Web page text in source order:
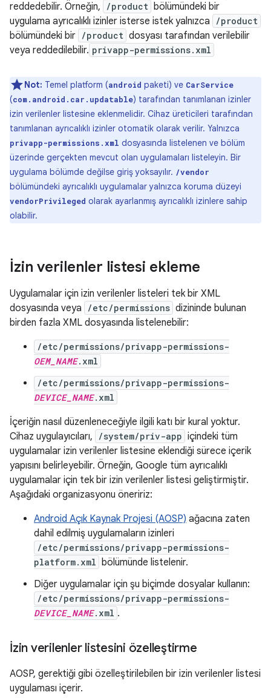
reddedebilir. Örneğin,
/product bölümündeki bir
uygulama ayrıcalıklı izinler isterse istek yalnızca
/product
bölümündeki bir /product dosyası tarafından verilebilir
veya reddedilebilir. privapp-permissions.xml
Not: Temel platform (android paketi) ve CarService
(com.android.car.updatable) tarafından tanımlanan izinler
izin verilenler listesine eklenmelidir. Cihaz üreticileri tarafından
tanımlanan ayrıcalıklı izinler otomatik olarak verilir. Yalnızca
privapp-permissions.xml dosyasında listelenen ve bölüm
üzerinde gerçekten mevcut olan uygulamaları listeleyin. Bir
uygulama bölümde değilse giriş yoksayılır. /vendor
bölümündeki ayrıcalıklı uygulamalar yalnızca koruma düzeyi
vendorPrivileged olarak ayarlanmış ayrıcalıklı izinlere sahip
olabilir.
İzin verilenler listesi ekleme
Uygulamalar için izin verilenler listeleri tek bir XML
dosyasında veya
/etc/permissions dizininde bulunan
birden fazla XML dosyasında listelenebilir:
/etc/permissions/privapp-permissions-
OEM_NAME.xml
/etc/permissions/privapp-permissions-
DEVICE_NAME.xml
İçeriğin nasıl düzenleneceğiyle ilgili katı bir kural yoktur.
Cihaz uygulayıcıları,
/system/priv-app içindeki tüm
uygulamalar izin verilenler listesine eklendiği sürece içerik
yapısını belirleyebilir. Örneğin, Google tüm ayrıcalıklı
uygulamalar için tek bir izin verilenler listesi geliştirmiştir.
Aşağıdaki organizasyonu öneririz:
Android Açık Kaynak Projesi (AOSP) ağacına zaten
dahil edilmiş uygulamaların izinleri
/etc/permissions/privapp-permissions-
platform.xml bölümünde listelenir.
Diğer uygulamalar için şu biçimde dosyalar kullanın:
/etc/permissions/privapp-permissions-
DEVICE_NAME.xml .
İzin verilenler listesini özelleştirme
AOSP, gerektiği gibi özelleştirilebilen bir izin verilenler listesi
uygulaması içerir.